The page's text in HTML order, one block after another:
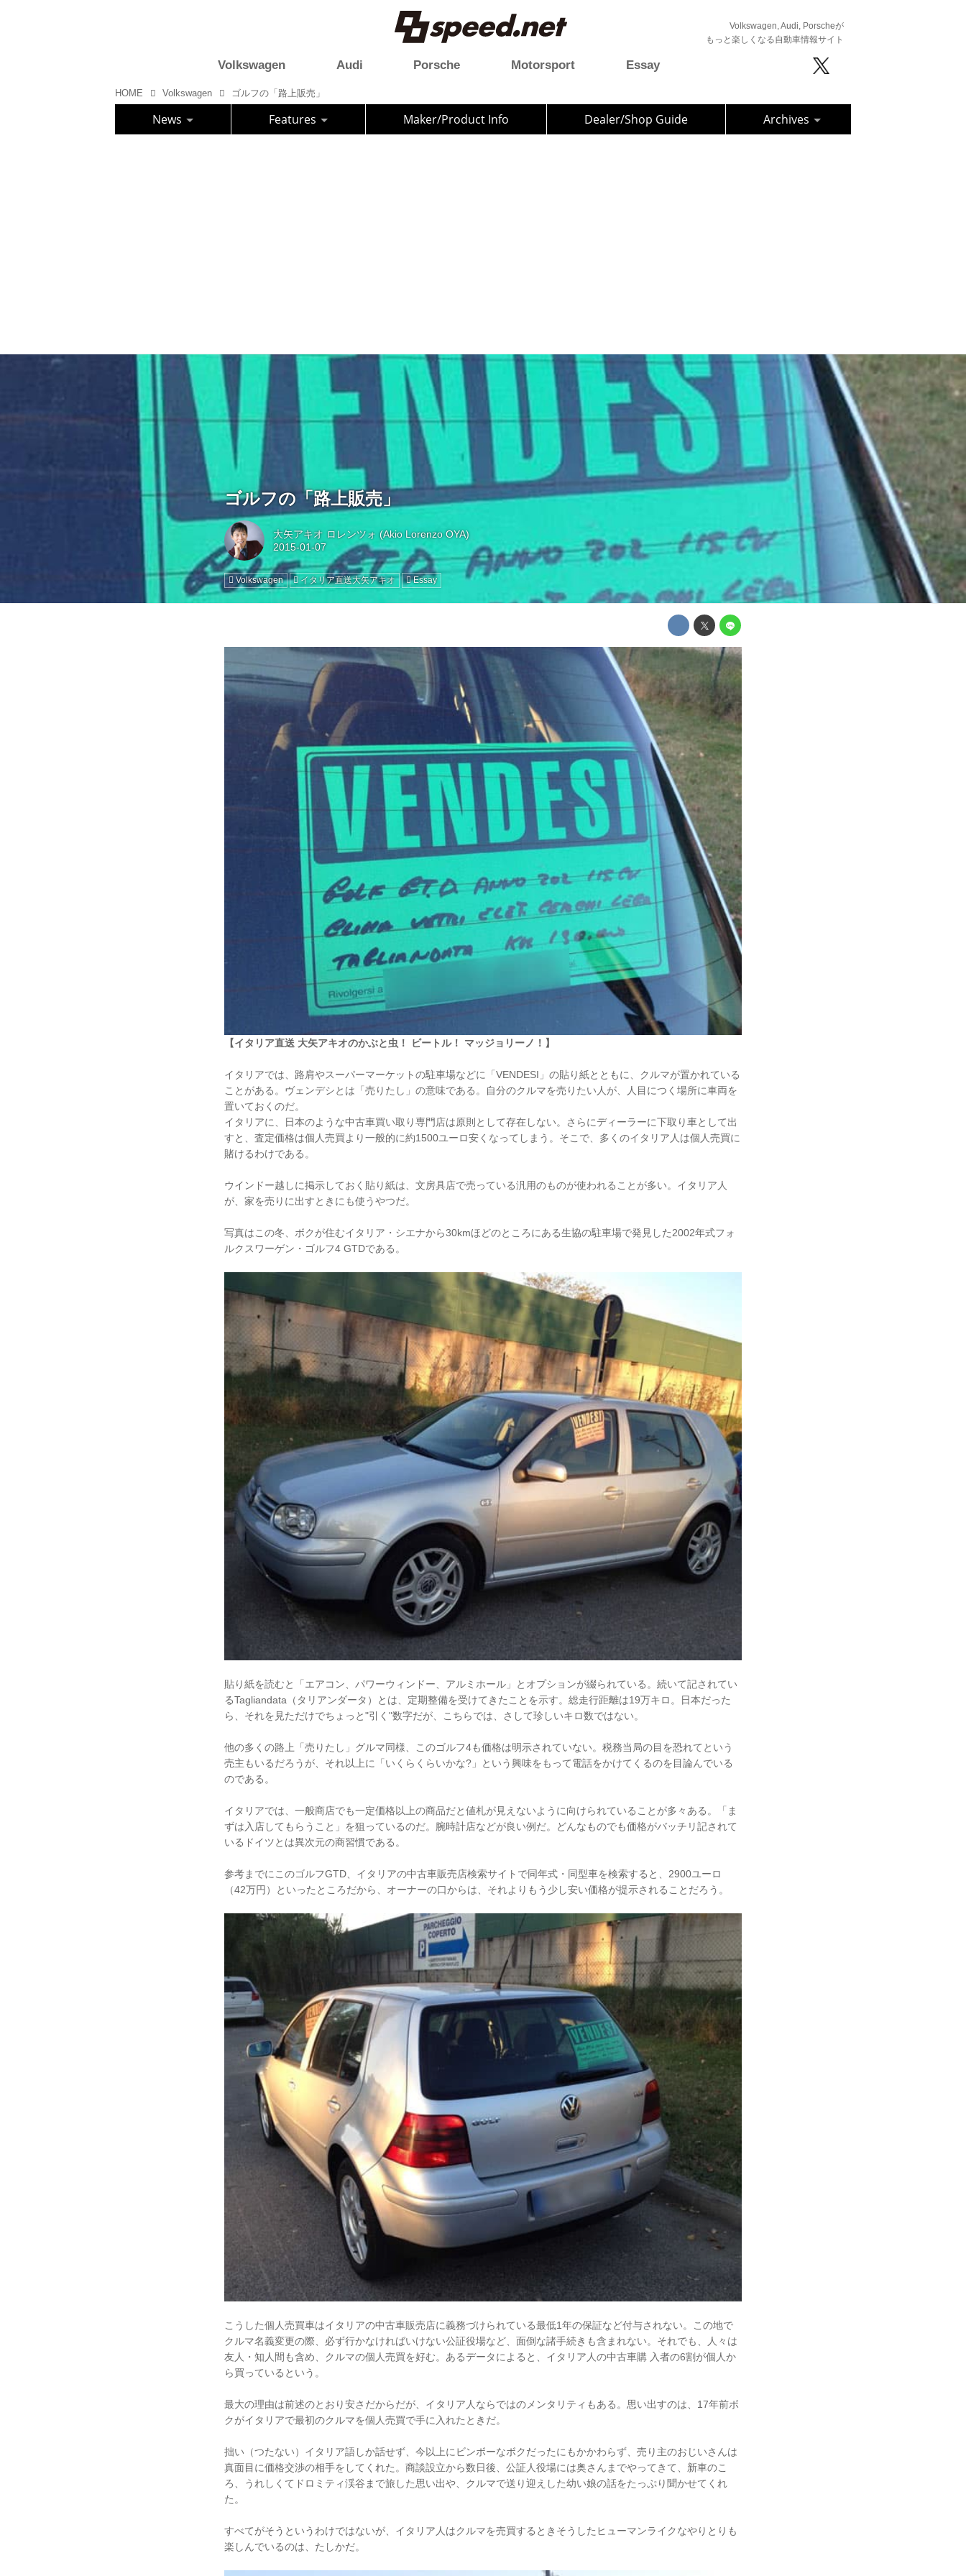
Volkswagen, Audi, Porscheが
もっと楽しくなる自動車情報サイト
Volkswagen Audi Porsche Motorsport Essay
HOME Volkswagen ゴルフの「路上販売」
News Features Maker/Product Info Dealer/Shop Guide Archives
ゴルフの「路上販売」
大矢アキオ ロレンツォ (Akio Lorenzo OYA)
Volkswagen イタリア直送大矢アキオ Essay
【イタリア直送 大矢アキオのかぶと虫！ ビートル！ マッジョリーノ！】
イタリアでは、路肩やスーパーマーケットの駐車場などに「VENDESI」の貼り紙とともに、クルマが置かれている
ことがある。ヴェンデシとは「売りたし」の意味である。自分のクルマを売りたい人が、人目につく場所に車両を
置いておくのだ。
イタリアに、日本のような中古車買い取り専門店は原則として存在しない。さらにディーラーに下取り車として出
すと、査定価格は個人売買より一般的に約1500ユーロ安くなってしまう。そこで、多くのイタリア人は個人売買に
賭けるわけである。
ウインドー越しに掲示しておく貼り紙は、文房具店で売っている汎用のものが使われることが多い。イタリア人
が、家を売りに出すときにも使うやつだ。
写真はこの冬、ボクが住むイタリア・シエナから30kmほどのところにある生協の駐車場で発見した2002年式フォ
ルクスワーゲン・ゴルフ4 GTDである。
貼り紙を読むと「エアコン、パワーウィンドー、アルミホール」とオプションが綴られている。続いて記されてい
るTagliandata（タリアンダータ）とは、定期整備を受けてきたことを示す。総走行距離は19万キロ。日本だった
ら、それを見ただけでちょっと"引く"数字だが、こちらでは、さして珍しいキロ数ではない。
他の多くの路上「売りたし」グルマ同様、このゴルフ4も価格は明示されていない。税務当局の目を恐れてという
売主もいるだろうが、それ以上に「いくらくらいかな?」という興味をもって電話をかけてくるのを目論んでいる
のである。
イタリアでは、一般商店でも一定価格以上の商品だと値札が見えないように向けられていることが多々ある。「ま
ずは入店してもらうこと」を狙っているのだ。腕時計店などが良い例だ。どんなものでも価格がバッチリ記されて
いるドイツとは異次元の商習慣である。
参考までにこのゴルフGTD、イタリアの中古車販売店検索サイトで同年式・同型車を検索すると、2900ユーロ
（42万円）といったところだから、オーナーの口からは、それよりもう少し安い価格が提示されることだろう。
こうした個人売買車はイタリアの中古車販売店に義務づけられている最低1年の保証など付与されない。この地で
クルマ名義変更の際、必ず行かなければいけない公証役場など、面倒な諸手続きも含まれない。それでも、人々は
友人・知人間も含め、クルマの個人売買を好む。あるデータによると、イタリア人の中古車購 入者の6割が個人か
ら買っているという。
最大の理由は前述のとおり安さだからだが、イタリア人ならではのメンタリティもある。思い出すのは、17年前ボ
クがイタリアで最初のクルマを個人売買で手に入れたときだ。
拙い（つたない）イタリア語しか話せず、今以上にビンボーなボクだったにもかかわらず、売り主のおじいさんは
真面目に価格交渉の相手をしてくれた。商談設立から数日後、公証人役場には奥さんまでやってきて、新車のこ
ろ、うれしくてドロミティ渓谷まで旅した思い出や、クルマで送り迎えした幼い娘の話をたっぷり聞かせてくれ
た。
すべてがそうというわけではないが、イタリア人はクルマを売買するときそうしたヒューマンライクなやりとりも
楽しんでいるのは、たしかだ。